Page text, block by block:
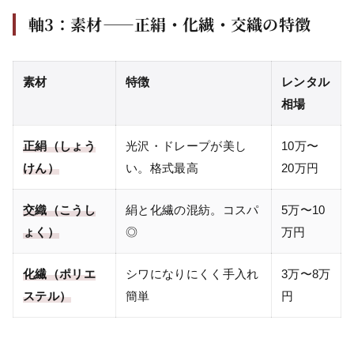
軸3：素材——正絹・化繊・交織の特徴
素材 特徴
レンタル
相場
正絹（しょう
けん）
光沢・ドレープが美し
い。格式最高
10万〜
20万円
交織（こうし
ょく）
絹と化繊の混紡。コスパ
◎
5万〜10
万円
化繊（ポリエ
ステル）
シワになりにくく手入れ
簡単
3万〜8万
円